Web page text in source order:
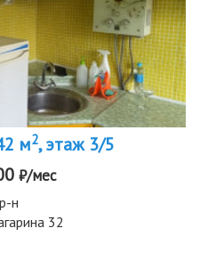
м2, этаж 3/5
₽/мес
р-н
32